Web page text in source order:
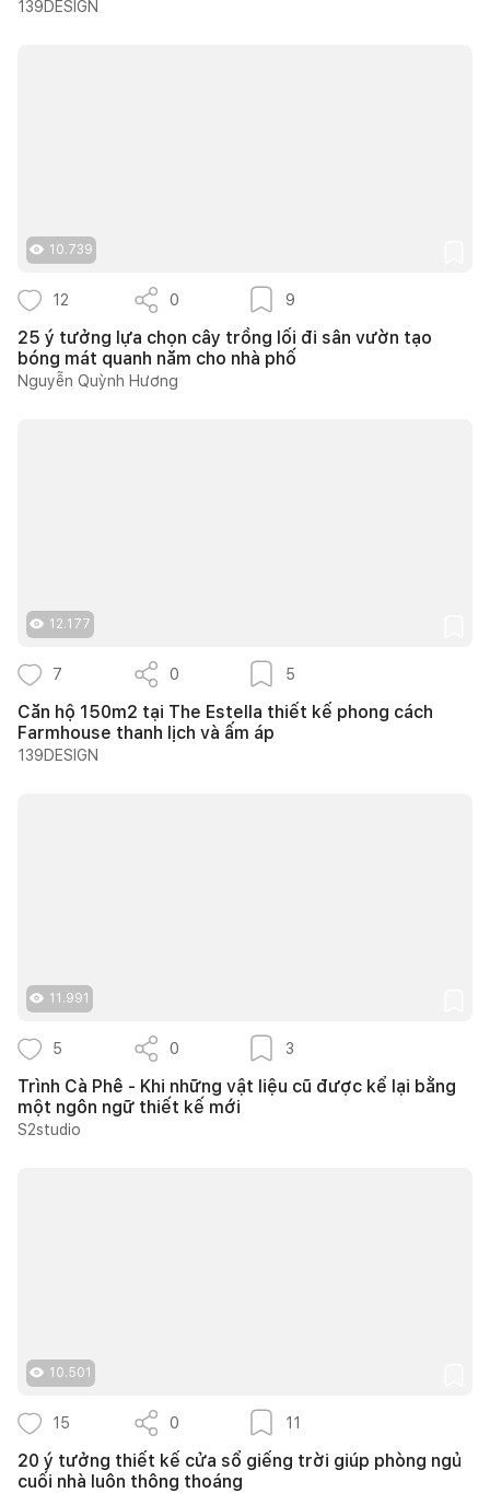
139DESIGN
10.739
12 0 9
25 ý tưởng lựa chọn cây trồng lối đi sân vườn tạo
bóng mát quanh năm cho nhà phố
Nguyễn Quỳnh Hương
12.177
7 0 5
Căn hộ 150m2 tại The Estella thiết kế phong cách
Farmhouse thanh lịch và ấm áp
139DESIGN
11.991
5 0 3
Trình Cà Phê - Khi những vật liệu cũ được kể lại bằng
một ngôn ngữ thiết kế mới
S2studio
10.501
15 0 11
20 ý tưởng thiết kế cửa sổ giếng trời giúp phòng ngủ
cuối nhà luôn thông thoáng